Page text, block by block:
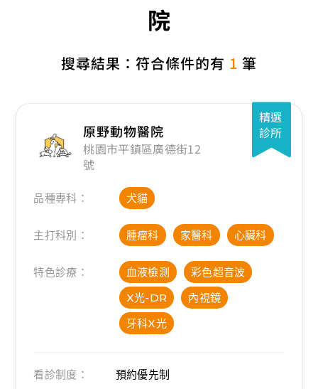
院
搜尋結果：符合條件的有 1 筆
精選
診所
原野動物醫院
桃園市平鎮區廣德街12
號
品種專科： 犬貓
主打科別： 腫瘤科 家醫科 心臟科
特色診療： 血液檢測
彩色超音波
X光-DR
內視鏡
牙科X光
看診制度：
預約優先制